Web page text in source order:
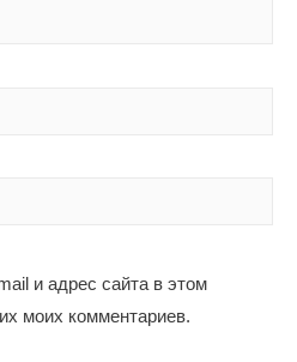
и адрес сайта в этом
моих комментариев.